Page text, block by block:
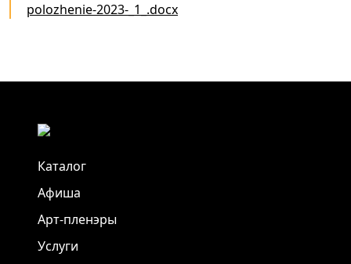
polozhenie-2023-_1_.docx
Каталог
Афиша
Арт-пленэры
Услуги